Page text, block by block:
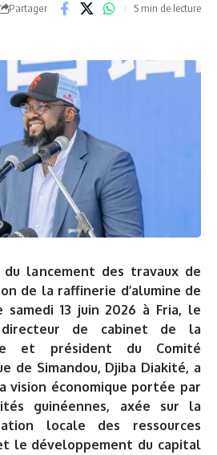
Partager
5 min de lecture
du lancement des travaux de
de la raffinerie d’alumine de
samedi 13 juin 2026 à Fria, le
de cabinet de la
et président du Comité
de Simandou, Djiba Diakité, a
vision économique portée par
guinéennes, axée sur la
locale des ressources
le développement du capital